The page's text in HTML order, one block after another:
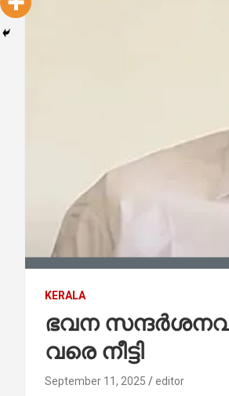
KERALA
ഭവന
വരെ നീട്ടി
September 11, 2025 editor